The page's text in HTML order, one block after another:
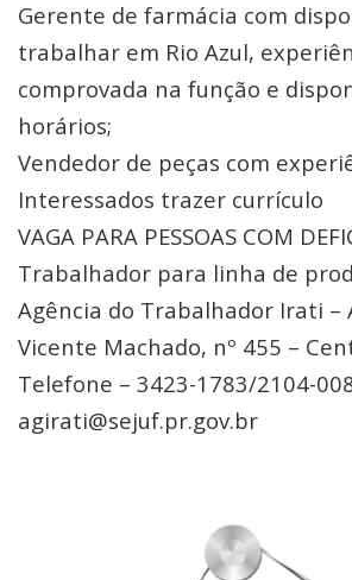
Gerente de farmácia com
trabalhar em Rio Azul,
comprovada na função e
horários;
Vendedor de peças com
Interessados trazer currículo
VAGA PARA PESSOAS COM
Trabalhador para linha de
Agência do Trabalhador Irati –
Vicente Machado, nº 455 –
Telefone – 3423-1783/2104-
agirati@sejuf.pr.gov.br